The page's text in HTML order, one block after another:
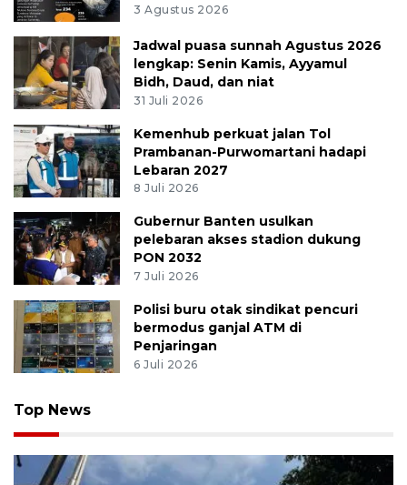
3 Agustus 2026
Jadwal puasa sunnah Agustus 2026
lengkap: Senin Kamis, Ayyamul
Bidh, Daud, dan niat
31 Juli 2026
Kemenhub perkuat jalan Tol
Prambanan-Purwomartani hadapi
Lebaran 2027
8 Juli 2026
Gubernur Banten usulkan
pelebaran akses stadion dukung
PON 2032
7 Juli 2026
Polisi buru otak sindikat pencuri
bermodus ganjal ATM di
Penjaringan
6 Juli 2026
Top News